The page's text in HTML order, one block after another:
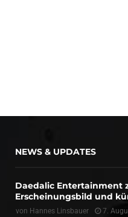
NEWS & UPDATES
Daedalic Entertainment
Erscheinungsbild und
von Hannes Linsbauer 7.